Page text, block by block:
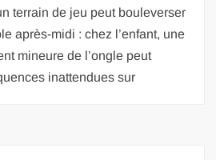
terrain de jeu peut bouleverser
après-midi : chez l’enfant, une
mineure de l’ongle peut
inattendues sur